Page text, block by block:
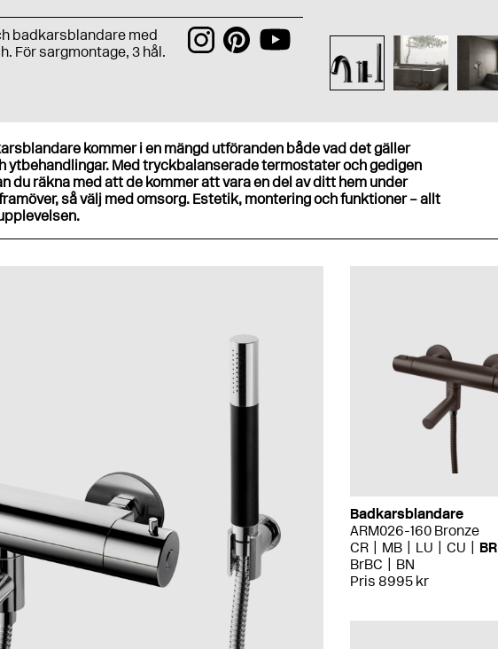
badkarsblandare med
För sargmontage, 3 hål.
kommer i en mängd utföranden både vad det gäller
ytbehandlingar. Med tryckbalanserade termostater och gedigen
du räkna med att de kommer att vara en del av ditt hem under
så välj med omsorg. Estetik, montering och funktioner – allt
Badkarsblandare
ARM026-160 Bronze
CR
MB LU CU BR
BrBC
BN
Pris 8995 kr